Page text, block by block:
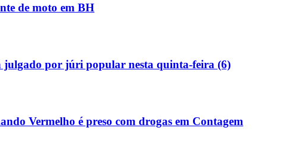
de moto em BH
julgado por júri popular nesta quinta-feira (6)
Vermelho é preso com drogas em Contagem